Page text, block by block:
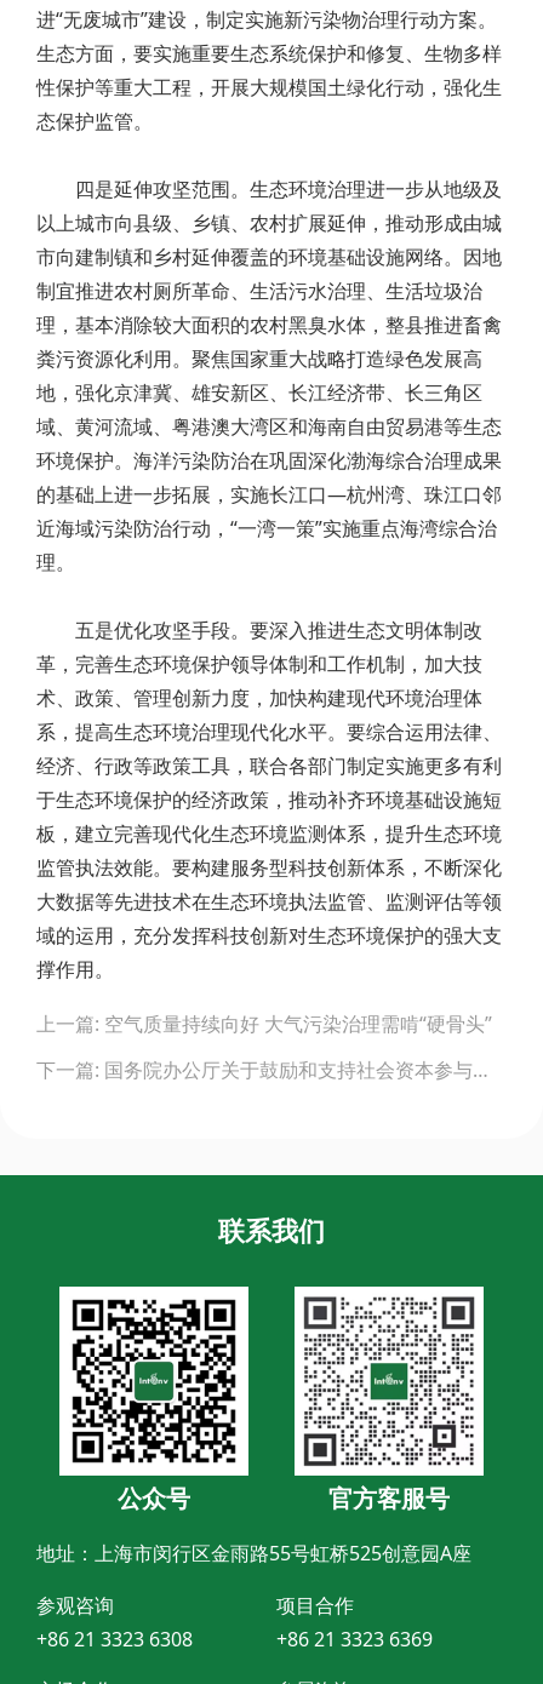
进“无废城市”建设，制定实施新污染物治理行动方案。
生态方面，要实施重要生态系统保护和修复、生物多样
性保护等重大工程，开展大规模国土绿化行动，强化生
态保护监管。
四是延伸攻坚范围。生态环境治理进一步从地级及
以上城市向县级、乡镇、农村扩展延伸，推动形成由城
市向建制镇和乡村延伸覆盖的环境基础设施网络。因地
制宜推进农村厕所革命、生活污水治理、生活垃圾治
理，基本消除较大面积的农村黑臭水体，整县推进畜禽
粪污资源化利用。聚焦国家重大战略打造绿色发展高
地，强化京津冀、雄安新区、长江经济带、长三角区
域、黄河流域、粤港澳大湾区和海南自由贸易港等生态
环境保护。海洋污染防治在巩固深化渤海综合治理成果
的基础上进一步拓展，实施长江口—杭州湾、珠江口邻
近海域污染防治行动，“一湾一策”实施重点海湾综合治
理。
五是优化攻坚手段。要深入推进生态文明体制改
革，完善生态环境保护领导体制和工作机制，加大技
术、政策、管理创新力度，加快构建现代环境治理体
系，提高生态环境治理现代化水平。要综合运用法律、
经济、行政等政策工具，联合各部门制定实施更多有利
于生态环境保护的经济政策，推动补齐环境基础设施短
板，建立完善现代化生态环境监测体系，提升生态环境
监管执法效能。要构建服务型科技创新体系，不断深化
大数据等先进技术在生态环境执法监管、监测评估等领
域的运用，充分发挥科技创新对生态环境保护的强大支
撑作用。
navigation
上一篇: 空气质量持续向好 大气污染治理需啃“硬骨头”
下一篇: 国务院办公厅关于鼓励和支持社会资本参与生态保护修复的意见
联系我们
公众号 官方客服号
地址：上海市闵行区金雨路55号虹桥525创意园A座
参观咨询
+86 21 3323 6308
项目合作
+86 21 3323 6369